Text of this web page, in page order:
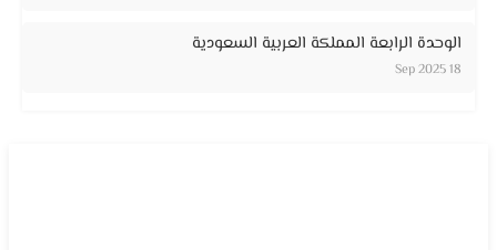
الوحدة الرابعة المملكة العربية السعودية
18 Sep 2025